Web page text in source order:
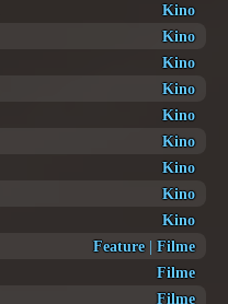
Kino
Kino
Kino
Kino
Kino
Kino
Kino
Kino
Kino
Feature| Filme
Filme
Filme